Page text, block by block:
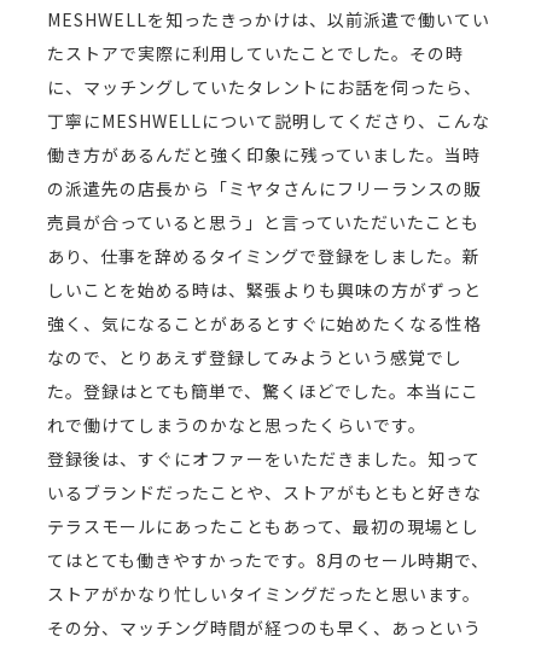
MESHWELLを知ったきっかけは、以前派遣で働いてい
たストアで実際に利用していたことでした。その時
に、マッチングしていたタレントにお話を伺ったら、
丁寧にMESHWELLについて説明してくださり、こんな
働き方があるんだと強く印象に残っていました。当時
の派遣先の店長から「ミヤタさんにフリーランスの販
売員が合っていると思う」と言っていただいたことも
あり、仕事を辞めるタイミングで登録をしました。新
しいことを始める時は、緊張よりも興味の方がずっと
強く、気になることがあるとすぐに始めたくなる性格
なので、とりあえず登録してみようという感覚でし
た。登録はとても簡単で、驚くほどでした。本当にこ
れで働けてしまうのかなと思ったくらいです。
登録後は、すぐにオファーをいただきました。知って
いるブランドだったことや、ストアがもともと好きな
テラスモールにあったこともあって、最初の現場とし
てはとても働きやすかったです。8月のセール時期で、
ストアがかなり忙しいタイミングだったと思います。
その分、マッチング時間が経つのも早く、あっという